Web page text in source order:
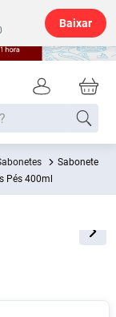
Baixar
Sabonete
Pés 400ml